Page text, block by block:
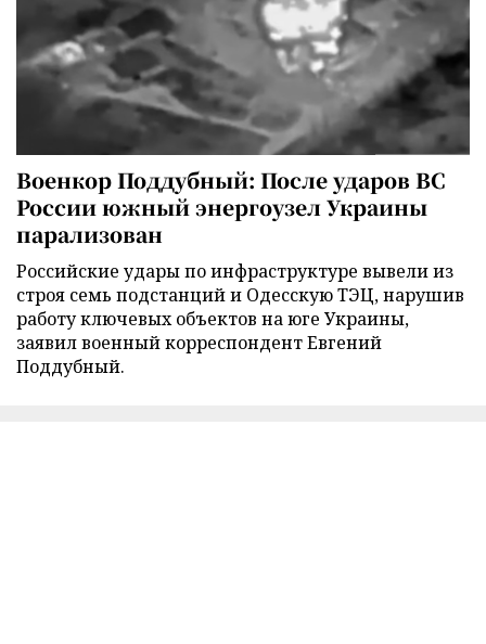
Военкор Поддубный: После ударов ВС
России южный энергоузел Украины
парализован
Российские удары по инфраструктуре вывели из
строя семь подстанций и Одесскую ТЭЦ, нарушив
работу ключевых объектов на юге Украины,
заявил военный корреспондент Евгений
Поддубный.